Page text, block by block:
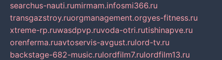
searchus-nauti.rumirmam.infosmi366.ru
transgazstroy.ruorgmanagement.orgyes-fitness.ru
xtreme-rp.ruwasdpvp.ruvoda-otri.rutishinapve.ru
orenferma.ruavtoservis-avgust.rulord-tv.ru
backstage-682-music.rulordfilm7.rulordfilm13.ru